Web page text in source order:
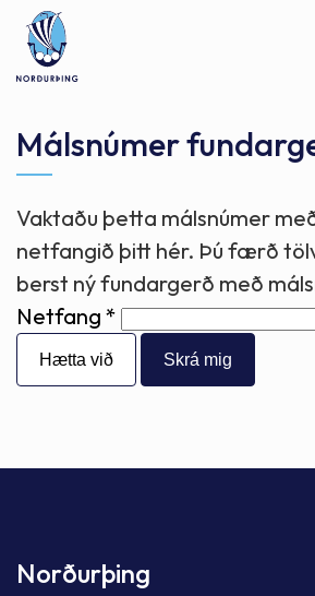
Leita
Málsnúmer
Vaktaðu þetta málsnúmer
netfangið þitt hér. Þú færð
berst ný fundargerð með
Netfang
Hætta við
Norðurþing